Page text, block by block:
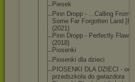
Piesek
Pinn Dropp - ...Calling From
Some Far Forgotten Land [EP]
(2021)
Pinn Dropp - Perfectly Flawed
(2018)
Piosenki
Piosenki dla dzieci
PIOSENKI DLA DZIECI - od
przedszkola do gwiazdora